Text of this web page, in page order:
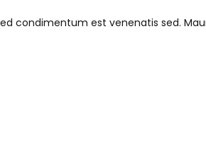
condimentum est venenatis sed.